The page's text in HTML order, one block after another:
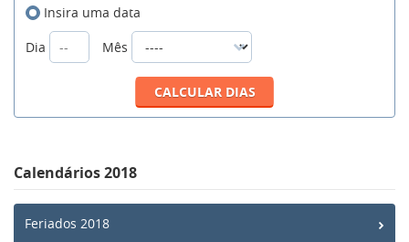
Insira uma data
Dia
Mês
Calendários 2018
Feriados 2018